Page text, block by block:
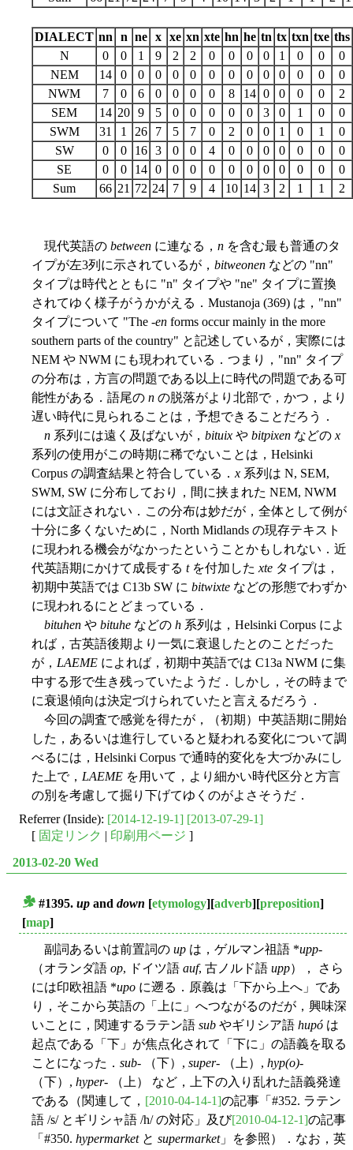
DIALECT nn n ne x xe xn xte hn he tn tx txn txe ths
N
0 0 1 9 2 2 0 0 0 0 1 0 0
0
NEM
14 0 0 0 0 0 0 0 0 0 0 0 0
0
NWM
7 0 6 0 0 0 0 8 14 0 0 0 0
2
SEM
14 20 9 5 0 0 0 0 0 3 0 1 0
0
SWM
31 1 26 7 5 7 0 2 0 0 1 0 1
0
SW
0 0 16 3 0 0 4 0 0 0 0 0 0
0
SE
0 0 14 0 0 0 0 0 0 0 0 0 0
0
Sum
66 21 72 24 7 9 4 10 14 3 2 1 1 2
現代英語の between に連なる， n を含む最も普通のタ
イプが左3列に示されているが， bitweonen などの "nn"
タイプは時代とともに "n" タイプや "ne" タイプに置換
されてゆく様子がうかがえる．Mustanoja (369) は，"nn"
タイプについて "The -en forms occur mainly in the more
southern parts of the country" と記述しているが，実際には
NEM や NWM にも現われている．つまり，"nn" タイプ
の分布は，方言の問題である以上に時代の問題である可
能性がある．語尾の n の脱落がより北部で，かつ，より
遅い時代に見られることは，予想できることだろう．
n 系列には遠く及ばないが， bituix や bitƿixen などの x
系列の使用がこの時期に稀でないことは，Helsinki
Corpus の調査結果と符合している． x 系列は N, SEM,
SWM, SW に分布しており，間に挟まれた NEM, NWM
には文証されない．この分布は妙だが，全体として例が
十分に多くないために，North Midlands の現存テキスト
に現われる機会がなかったということかもしれない．近
代英語期にかけて成長する tを付加した xte タイプは，
初期中英語では C13b SW に bitwixte などの形態でわずか
に現われるにとどまっている．
bituhen や bituhe などの h 系列は，Helsinki Corpus によ
れば，古英語後期より一気に衰退したとのことだった
が， LAEME によれば，初期中英語では C13a NWM に集
中する形で生き残っていたようだ．しかし，その時まで
に衰退傾向は決定づけられていたと言えるだろう．
今回の調査で感覚を得たが，（初期）中英語期に開始
した，あるいは進行していると疑われる変化について調
べるには，Helsinki Corpus で通時的変化を大づかみにし
た上で， LAEME を用いて，より細かい時代区分と方言
の別を考慮して掘り下げてゆくのがよさそうだ．
Referrer (Inside): [2014-12-19-1] [2013-07-29-1]
[ 固定リンク | 印刷用ページ ]
2013-02-20 Wed
#1395. up and down [etymology][adverb][preposition]
[map]
副詞あるいは前置詞の up は，ゲルマン祖語 *upp-
（オランダ語 op, ドイツ語 auf, 古ノルド語 upp）， さら
には印欧祖語 *upo に遡る．原義は「下から上へ」であ
り，そこから英語の「上に」へつながるのだが，興味深
いことに，関連するラテン語 sub やギリシア語 hupó は
起点である「下」が焦点化されて「下に」の語義を取る
ことになった． sub- （下）, super- （上）, hyp(o)-
（下）, hyper- （上） など，上下の入り乱れた語義発達
である（関連して， [2010-04-14-1]の記事「#352. ラテン
語 /s/ とギリシャ語 /h/ の対応」及び[2010-04-12-1]の記事
「#350. hypermarketと supermarket」を参照）．なお，英